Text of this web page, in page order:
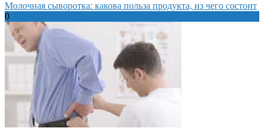
Молочная сыворотка: какова польза продукта, из чего состоит
0